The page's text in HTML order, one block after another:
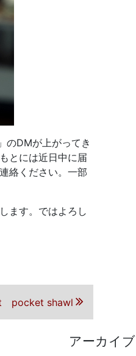
のDMが上がってき
とには近日中に届
絡ください。一部
ます。ではよろし
pocket shawl
アーカイブ